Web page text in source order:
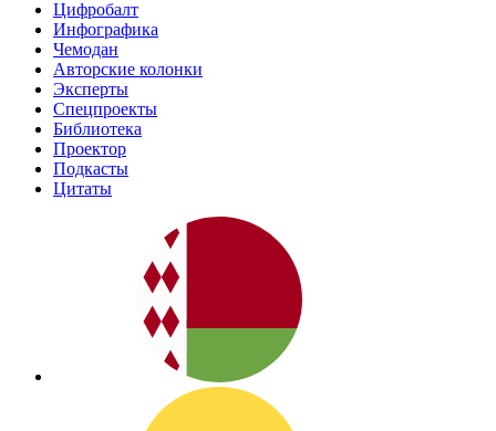
Цифробалт
Инфографика
Чемодан
Авторские колонки
Эксперты
Спецпроекты
Библиотека
Проектор
Подкасты
Цитаты